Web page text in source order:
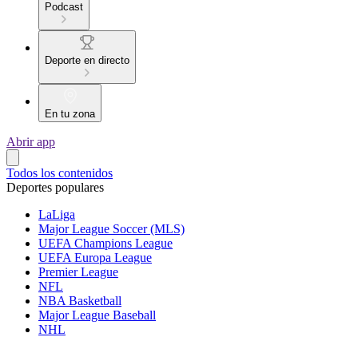
Podcast
Deporte en directo
En tu zona
Abrir app
Todos los contenidos
Deportes populares
LaLiga
Major League Soccer (MLS)
UEFA Champions League
UEFA Europa League
Premier League
NFL
NBA Basketball
Major League Baseball
NHL